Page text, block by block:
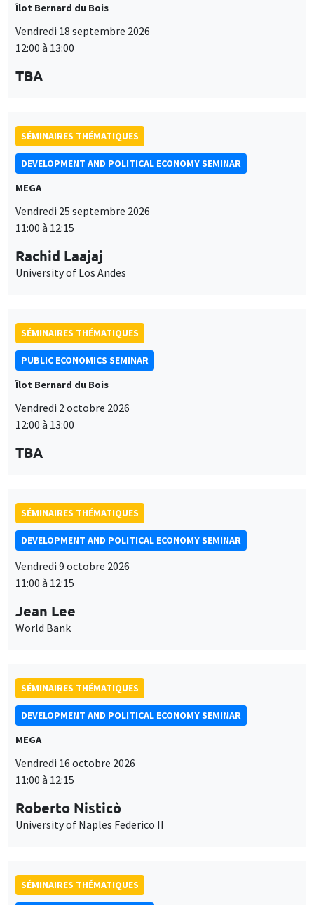
Îlot Bernard du Bois
Vendredi 18 septembre 2026
12:00 à 13:00
TBA
SÉMINAIRES THÉMATIQUES
DEVELOPMENT AND POLITICAL ECONOMY SEMINAR
MEGA
Vendredi 25 septembre 2026
11:00 à 12:15
Rachid Laajaj
University of Los Andes
SÉMINAIRES THÉMATIQUES
PUBLIC ECONOMICS SEMINAR
Îlot Bernard du Bois
Vendredi 2 octobre 2026
12:00 à 13:00
TBA
SÉMINAIRES THÉMATIQUES
DEVELOPMENT AND POLITICAL ECONOMY SEMINAR
Vendredi 9 octobre 2026
11:00 à 12:15
Jean Lee
World Bank
SÉMINAIRES THÉMATIQUES
DEVELOPMENT AND POLITICAL ECONOMY SEMINAR
MEGA
Vendredi 16 octobre 2026
11:00 à 12:15
Roberto Nisticò
University of Naples Federico II
SÉMINAIRES THÉMATIQUES